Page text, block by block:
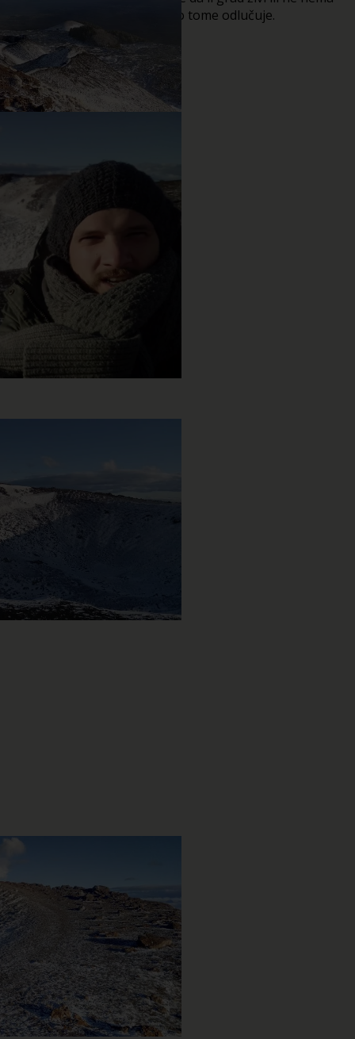
niti jedan od njih. Etna vulkan o tome odlučuje.